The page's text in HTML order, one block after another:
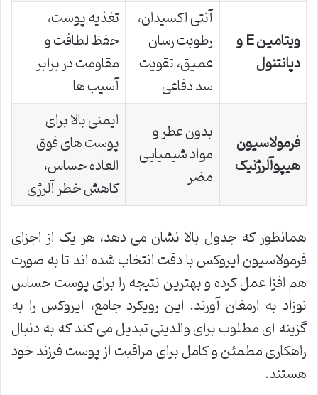
ویتامین E و
دپانتنول
آنتی اکسیدان،
رطوبت رسان
عمیق، تقویت
سد دفاعی
تغذیه پوست،
حفظ لطافت و
مقاومت در برابر
آسیب ها
فرمولاسیون
هیپوآلرژنیک
بدون عطر و
مواد شیمیایی
مضر
ایمنی بالا برای
پوست های فوق
العاده حساس،
کاهش خطر آلرژی
همانطور که جدول بالا نشان می دهد، هر یک از اجزای
فرمولاسیون ایروکس با دقت انتخاب شده اند تا به صورت
هم افزا عمل کرده و بهترین نتیجه را برای پوست حساس
نوزاد به ارمغان آورند. این رویکرد جامع، ایروکس را به
گزینه ای مطلوب برای والدینی تبدیل می کند که به دنبال
راهکاری مطمئن و کامل برای مراقبت از پوست فرزند خود
هستند.